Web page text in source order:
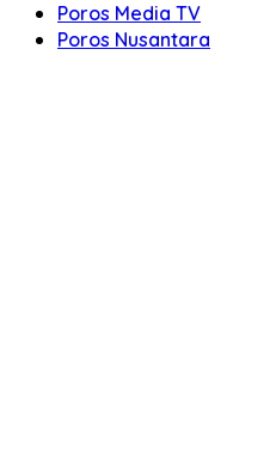
Poros Media TV
Poros Nusantara